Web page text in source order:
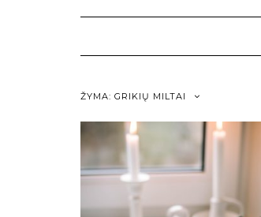
ŽYMA: GRIKIŲ MILTAI